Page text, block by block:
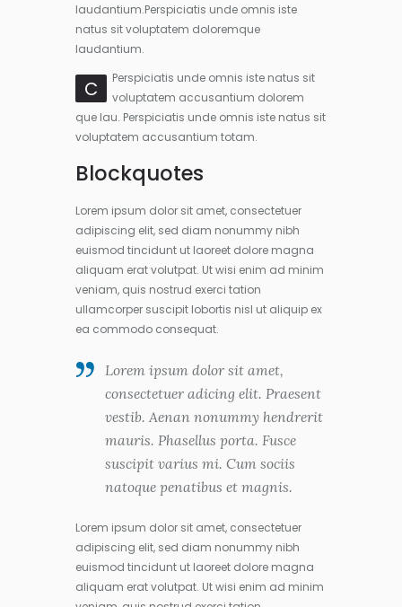
laudantium.Perspiciatis unde omnis iste
natus sit voluptatem doloremque
laudantium.
C
Perspiciatis unde omnis iste natus sit
voluptatem accusantium dolorem
que lau. Perspiciatis unde omnis iste natus sit
voluptatem accusantium totam.
Blockquotes
Lorem ipsum dolor sit amet, consectetuer
adipiscing elit, sed diam nonummy nibh
euismod tincidunt ut laoreet dolore magna
aliquam erat volutpat. Ut wisi enim ad minim
veniam, quis nostrud exerci tation
ullamcorper suscipit lobortis nisl ut aliquip ex
ea commodo consequat.
Lorem ipsum dolor sit amet,
consectetuer adicing elit. Praesent
vestib. Aenan nonummy hendrerit
mauris. Phasellus porta. Fusce
suscipit varius mi. Cum sociis
natoque penatibus et magnis.
Lorem ipsum dolor sit amet, consectetuer
adipiscing elit, sed diam nonummy nibh
euismod tincidunt ut laoreet dolore magna
aliquam erat volutpat. Ut wisi enim ad minim